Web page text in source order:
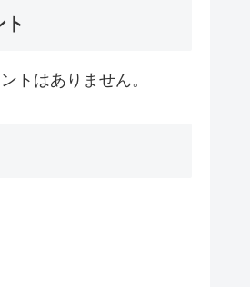
トはありません。